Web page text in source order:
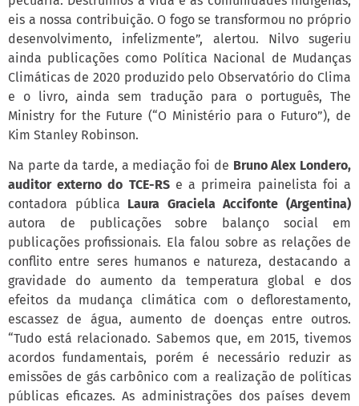
eis a nossa contribuição. O fogo se transformou no próprio
desenvolvimento, infelizmente”, alertou. Nilvo sugeriu
ainda publicações como Política Nacional de Mudanças
Climáticas de 2020 produzido pelo Observatório do Clima
e o livro, ainda sem tradução para o português, The
Ministry for the Future (“O Ministério para o Futuro”), de
Kim Stanley Robinson.
Na parte da tarde, a mediação foi de Bruno Alex Londero,
auditor externo do TCE-RSe a primeira painelista foi a
contadora pública Laura Graciela Accifonte (Argentina)
autora de publicações sobre balanço social em
publicações profissionais. Ela falou sobre as relações de
conflito entre seres humanos e natureza, destacando a
gravidade do aumento da temperatura global e dos
efeitos da mudança climática com o deflorestamento,
escassez de água, aumento de doenças entre outros.
“Tudo está relacionado. Sabemos que, em 2015, tivemos
acordos fundamentais, porém é necessário reduzir as
emissões de gás carbônico com a realização de políticas
públicas eficazes. As administrações dos países devem